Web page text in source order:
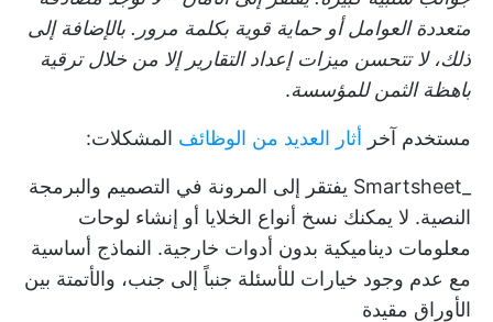
متعددة العوامل أو حماية قوية بكلمة مرور. بالإضافة إلى
ذلك، لا تتحسن ميزات إعداد التقارير إلا من خلال ترقية
باهظة الثمن للمؤسسة.
مستخدم آخر أثار العديد من الوظائف المشكلات:
_Smartsheet يفتقر إلى المرونة في التصميم والبرمجة
النصية. لا يمكنك نسخ أنواع الخلايا أو إنشاء لوحات
معلومات ديناميكية بدون أدوات خارجية. النماذج أساسية
مع عدم وجود خيارات للأسئلة جنباً إلى جنب، والأتمتة بين
الأوراق مقيدة